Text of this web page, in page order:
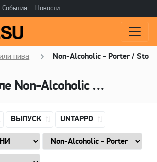
События Новости
пива Non-Alcoholic - Porter / Stout
Non-Alcoholic - Porter / Stout
ВЫПУСК UNTAPPD